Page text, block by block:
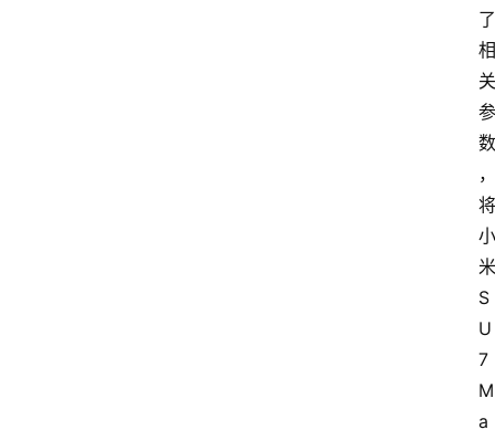
了
相
关
参
数
，
将
小
米
S
U
7
M
a